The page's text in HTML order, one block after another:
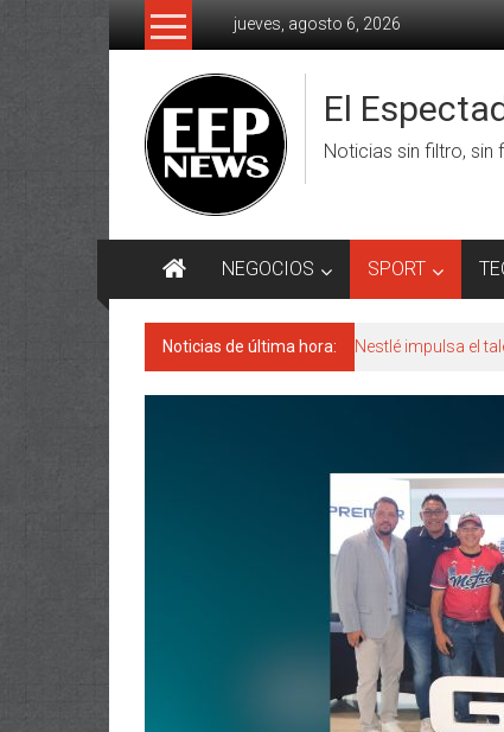
Saltar
jueves, agosto 6, 2026
El
Noticias sin filtro, sin
NEGOCIOS SPORT
Noticias de última hora: Nestlé impulsa el